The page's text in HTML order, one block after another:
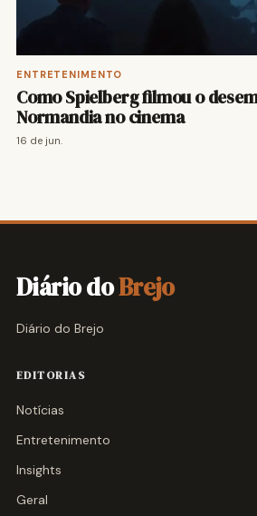
ENTRETENIMENTO
Como Spielberg filmou o
Normandia no cinema
16 de jun.
Diário doBrejo
Diário do Brejo
EDITORIAS
Notícias
Entretenimento
Insights
Geral